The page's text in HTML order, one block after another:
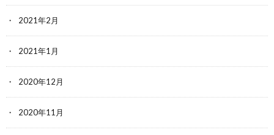
2021年2月
2021年1月
2020年12月
2020年11月